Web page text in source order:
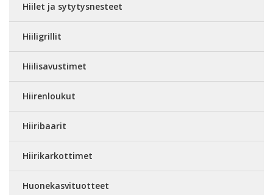
Hiilet ja sytytysnesteet
Hiiligrillit
Hiilisavustimet
Hiirenloukut
Hiiribaarit
Hiirikarkottimet
Huonekasvituotteet